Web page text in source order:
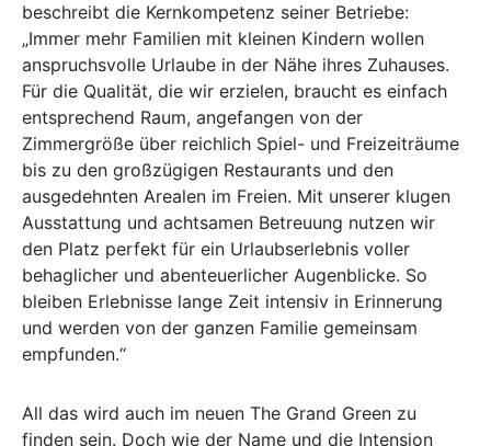
beschreibt die Kernkompetenz seiner Betriebe:
„Immer mehr Familien mit kleinen Kindern wollen
anspruchsvolle Urlaube in der Nähe ihres Zuhauses.
Für die Qualität, die wir erzielen, braucht es einfach
entsprechend Raum, angefangen von der
Zimmergröße über reichlich Spiel- und Freizeiträume
bis zu den großzügigen Restaurants und den
ausgedehnten Arealen im Freien. Mit unserer klugen
Ausstattung und achtsamen Betreuung nutzen wir
den Platz perfekt für ein Urlaubserlebnis voller
behaglicher und abenteuerlicher Augenblicke. So
bleiben Erlebnisse lange Zeit intensiv in Erinnerung
und werden von der ganzen Familie gemeinsam
empfunden.“
All das wird auch im neuen The Grand Green zu
finden sein. Doch wie der Name und die Intension